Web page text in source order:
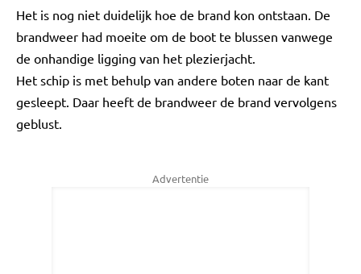
Het is nog niet duidelijk hoe de brand kon ontstaan. De
brandweer had moeite om de boot te blussen vanwege
de onhandige ligging van het plezierjacht.
Het schip is met behulp van andere boten naar de kant
gesleept. Daar heeft de brandweer de brand vervolgens
geblust.
Advertentie